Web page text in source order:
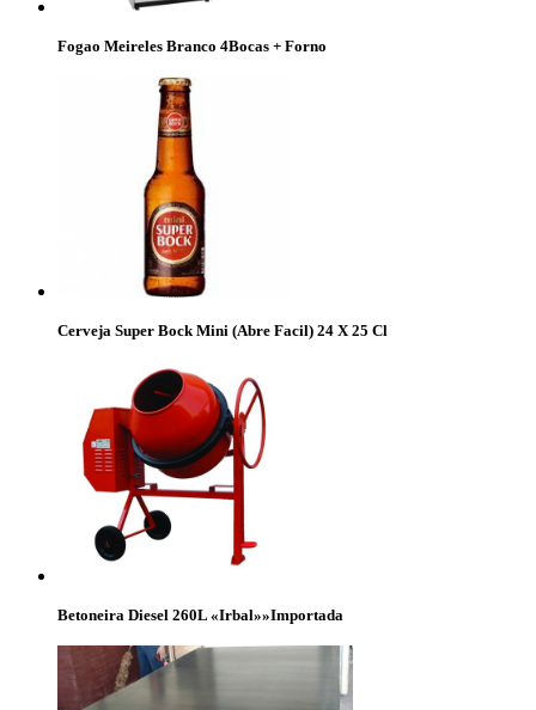
Fogao Meireles Branco 4Bocas + Forno
Cerveja Super Bock Mini (Abre Facil) 24 X 25 Cl
Betoneira Diesel 260L «Irbal»»Importada